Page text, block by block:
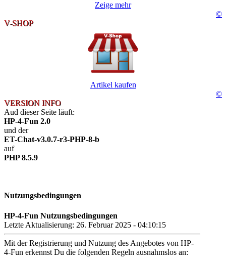
Zeige mehr
©
V-SHOP
Artikel kaufen
©
VERSION INFO
Aud dieser Seite läuft:
HP-4-Fun 2.0
und der
ET-Chat-v3.0.7-r3-PHP-8-b
auf
PHP 8.5.9
Nutzungsbedingungen
HP-4-Fun Nutzungsbedingungen
Letzte Aktualisierung: 26. Februar 2025 - 04:10:15
Mit der Registrierung und Nutzung des Angebotes von HP-
4-Fun erkennst Du die folgenden Regeln ausnahmslos an: